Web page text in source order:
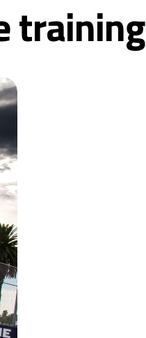
training